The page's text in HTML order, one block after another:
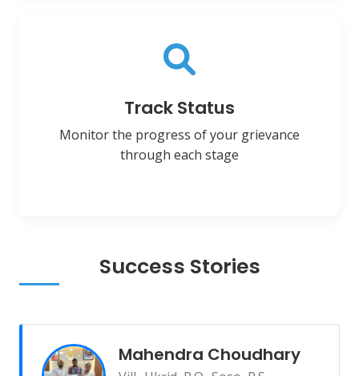
Track Status
Monitor the progress of your grievance
through each stage
Success Stories
Mahendra Choudhary